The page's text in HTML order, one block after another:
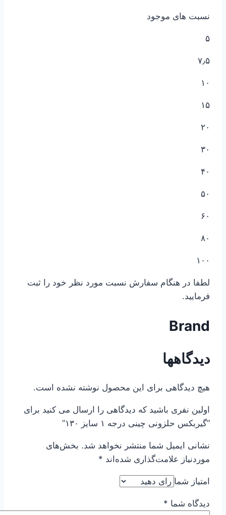
نسبت های موجود
۵
۷٫۵
۱۰
۱۵
۲۰
۳۰
۴۰
۵۰
۶۰
۸۰
۱۰۰
لطفا در هنگام سفارش نسبت مورد نظر خود را ثبت
فرمایید.
Brand
دیدگاهها
هیچ دیدگاهی برای این محصول نوشته نشده است.
اولین نفری باشید که دیدگاهی را ارسال می کنید برای
“گیربکس حلزونی چینی درجه ۱ سایز ۱۳۰”
نشانی ایمیل شما منتشر نخواهد شد. بخش‌های
موردنیاز علامت‌گذاری شده‌اند *
امتیاز شما
دیدگاه شما *